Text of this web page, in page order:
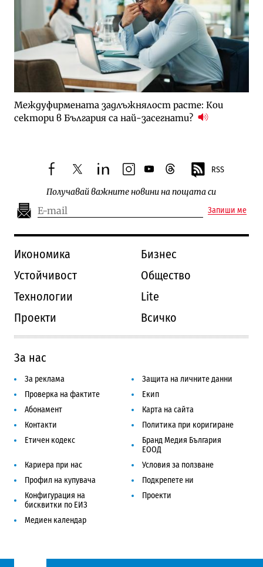
Междуфирмената задлъжнялост расте: Кои
сектори в България са най-засегнати?
facebooktwitterlinkedininstagram
youtubethreads RSS
Получавай важните новини на пощата си
Запиши ме
Икономика
Бизнес
Устойчивост
Общество
Технологии
Lite
Проекти
Всичко
За нас
За реклама
Защита на личните данни
Проверка на фактите
Екип
Абонамент
Карта на сайта
Контакти
Политика при коригиране
Етичен кодекс
Бранд Медия България
ЕООД
Кариера при нас
Условия за ползване
Профил на купувача
Подкрепете ни
Конфигурация на
бисквитки по ЕИЗ
Проекти
Медиен календар